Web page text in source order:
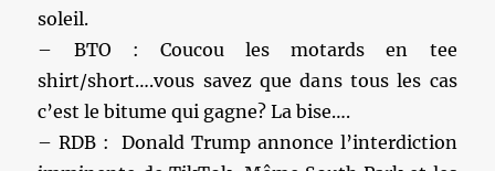
soleil.
– BTO : Coucou les motards en tee
shirt/short….vous savez que dans tous les cas
c’est le bitume qui gagne? La bise….
– RDB : Donald Trump annonce l’interdiction